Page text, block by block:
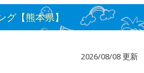
【熊本県】
2026/08/08 更新